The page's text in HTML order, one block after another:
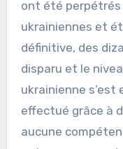
ont été perpétrés
ukrainiennes et
définitive, des
disparu et le
ukrainienne s’est
effectué grâce à
aucune